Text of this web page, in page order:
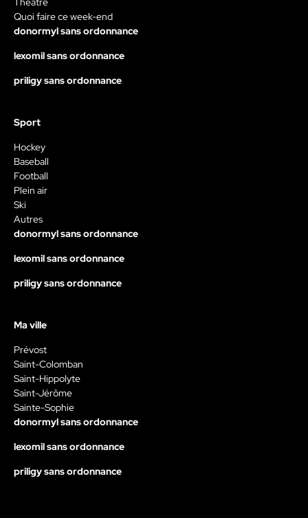
Quoi faire ce week-end
donormyl sans ordonnance
lexomil sans ordonnance
priligy sans ordonnance
Sport
Hockey
Baseball
Football
Plein air
Ski
Autres
donormyl sans ordonnance
lexomil sans ordonnance
priligy sans ordonnance
Ma ville
Prévost
Saint-Colomban
Saint-Hippolyte
Saint-Jérôme
Sainte-Sophie
donormyl sans ordonnance
lexomil sans ordonnance
priligy sans ordonnance